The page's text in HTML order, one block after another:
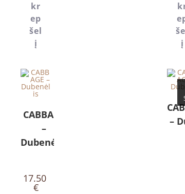
kr
ep
šel
į
į
CABBAGE
–
Dubenėlis
17.50
€
–